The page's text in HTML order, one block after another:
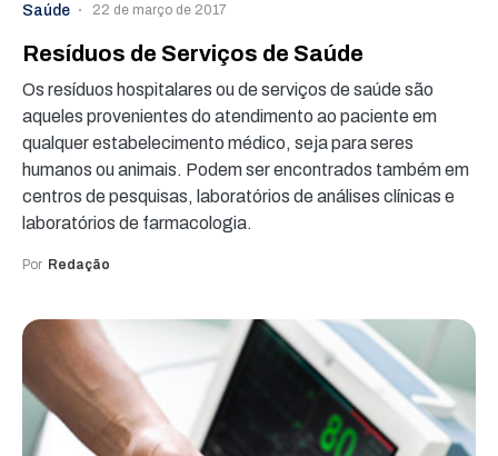
Saúde 22 de março de 2017
Resíduos de Serviços de Saúde
Os resíduos hospitalares ou de serviços de saúde são
aqueles provenientes do atendimento ao paciente em
qualquer estabelecimento médico, seja para seres
humanos ou animais. Podem ser encontrados também em
centros de pesquisas, laboratórios de análises clínicas e
laboratórios de farmacologia.
Por Redação